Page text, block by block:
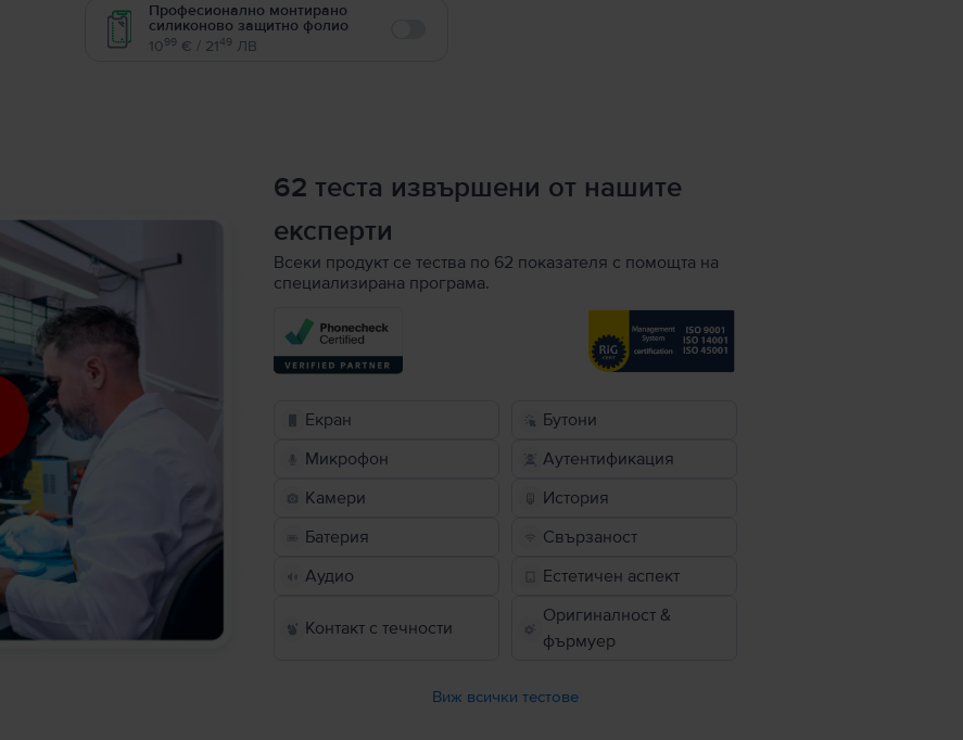
Професионално монтирано
силиконово защитно фолио
1099 € / 2149 ЛВ
62 теста извършени от нашите
експерти
Всеки продукт се тества по 62 показателя с помощта на
специализирана програма.
Екран
Бутони
Микрофон
Аутентификация
Камери
История
Батерия
Свързаност
Аудио
Естетичен аспект
Контакт с течности
Оригиналност &
фърмуер
Виж всички тестове